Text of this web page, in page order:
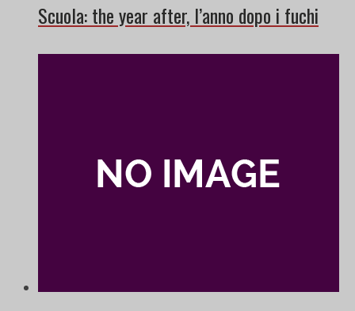
Scuola: the year after, l’anno dopo i fuchi